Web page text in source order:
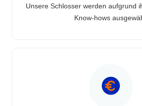
Unsere Schlosser werden aufgrund
Know-hows